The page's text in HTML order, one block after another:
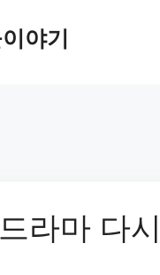
야기
라마 다